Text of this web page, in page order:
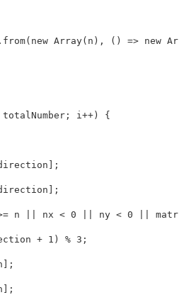
. from( new Array( n ) , ( ) => new
totalNumber ; i ++ ) {
;
;
n nx < 0 ny < 0
+ 1 ) % 3 ;
;
;